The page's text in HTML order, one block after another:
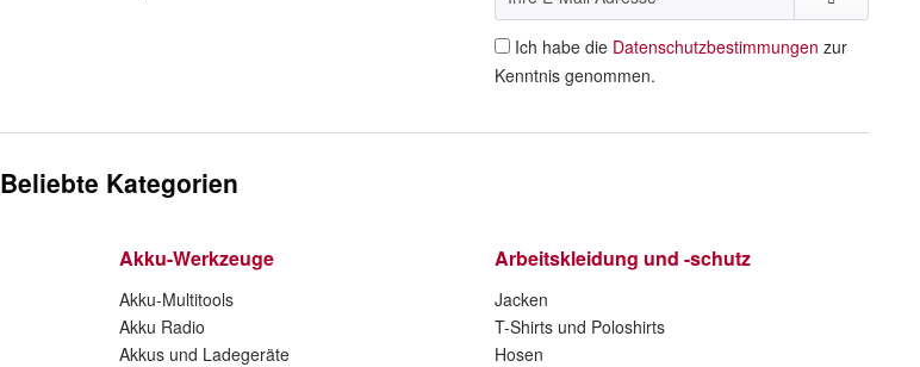
Ich habe die Datenschutzbestimmungen zur
Kenntnis genommen.
Beliebte Kategorien
Akku-Werkzeuge
Akku-Multitools
Akku Radio
Akkus und Ladegeräte
Arbeitskleidung und -schutz
Jacken
T-Shirts und Poloshirts
Hosen